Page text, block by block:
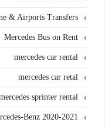
& Airports Transfers
Mercedes Bus on Rent
mercedes car rental
mercedes car retal
sprinter rental
Benz 2020-2021